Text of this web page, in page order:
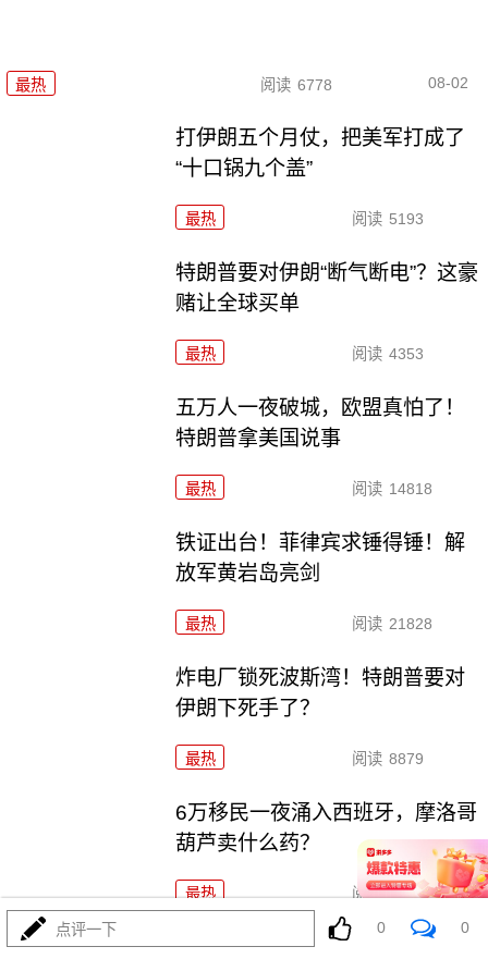
最热 阅读 6778 08-02
打伊朗五个月仗，把美军打成了
“十口锅九个盖”
最热 阅读 5193
特朗普要对伊朗“断气断电”？这豪
赌让全球买单
最热 阅读 4353
五万人一夜破城，欧盟真怕了！
特朗普拿美国说事
最热 阅读 14818
铁证出台！菲律宾求锤得锤！解
放军黄岩岛亮剑
最热 阅读 21828
炸电厂锁死波斯湾！特朗普要对
伊朗下死手了？
最热 阅读 8879
6万移民一夜涌入西班牙，摩洛哥
葫芦卖什么药？
最热 阅读 7648
哈马斯还是跪了？特朗普高调宣布“历史性协议”
点评一下 0 0